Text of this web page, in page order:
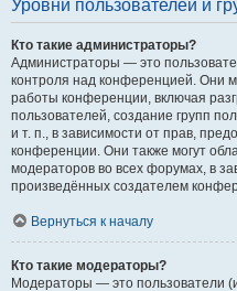
Уровни пользователей и
Кто такие администраторы?
Администраторы — это
контроля над конференцией. Они
работы конференции, включая
пользователей, создание групп
и т. п., в зависимости от прав,
конференции. Они также могут
модераторов во всех форумах, в
произведённых создателем
Вернуться к началу
Кто такие модераторы?
Модераторы — это пользователи